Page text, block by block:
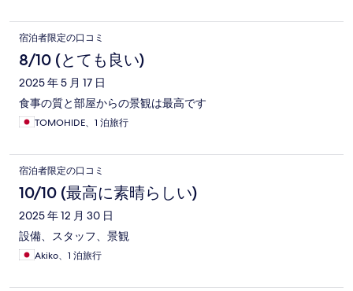
宿泊者限定の口コミ
8/10 (とても良い)
2025 年 5 月 17 日
食事の質と部屋からの景観は最高です
TOMOHIDE、1 泊旅行
宿泊者限定の口コミ
10/10 (最高に素晴らしい)
2025 年 12 月 30 日
設備、スタッフ、景観
Akiko、1 泊旅行